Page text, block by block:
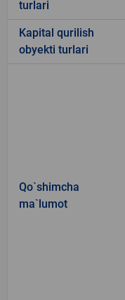
turlari
Kapital qurilish
obyekti turlari
Qo`shimcha
ma`lumot